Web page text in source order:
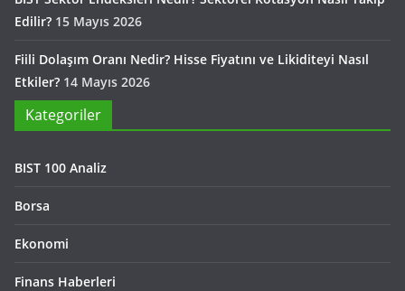
Edilir? 15 Mayıs 2026
Fiili Dolaşım Oranı Nedir? Hisse Fiyatını ve Likiditeyi Nasıl
Etkiler? 14 Mayıs 2026
Kategoriler
BIST 100 Analiz
Borsa
Ekonomi
Finans Haberleri